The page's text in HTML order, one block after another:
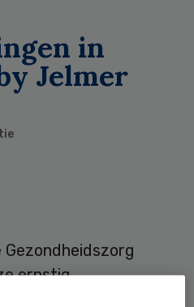
in
Jelmer
ernstig